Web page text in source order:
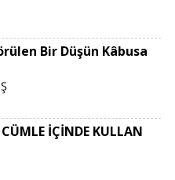
Bir Düşün Kâbusa
İÇİNDE KULLAN